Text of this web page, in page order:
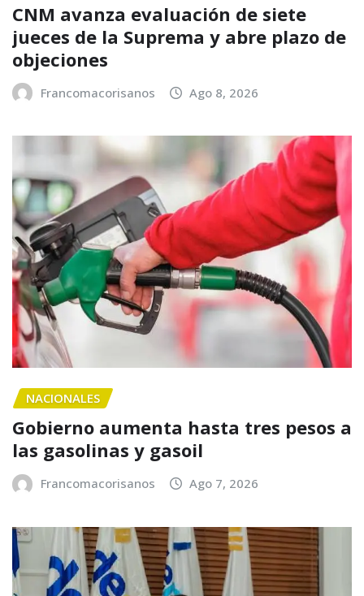
CNM avanza evaluación de siete
jueces de la Suprema y abre plazo de
objeciones
Francomacorisanos Ago 8, 2026
NACIONALES
Gobierno aumenta hasta tres pesos a
las gasolinas y gasoil
Francomacorisanos Ago 7, 2026